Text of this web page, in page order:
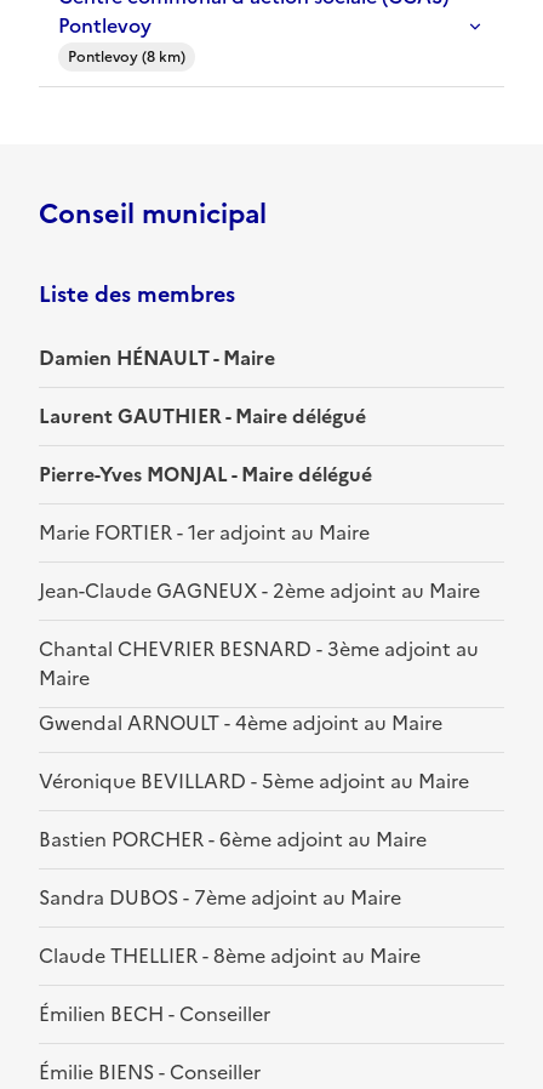
Pontlevoy
Pontlevoy (8 km)
Conseil municipal
Liste des membres
Damien HÉNAULT - Maire
Laurent GAUTHIER - Maire délégué
Pierre-Yves MONJAL - Maire délégué
Marie FORTIER - 1er adjoint au Maire
Jean-Claude GAGNEUX - 2ème adjoint au Maire
Chantal CHEVRIER BESNARD - 3ème adjoint au
Maire
Gwendal ARNOULT - 4ème adjoint au Maire
Véronique BEVILLARD - 5ème adjoint au Maire
Bastien PORCHER - 6ème adjoint au Maire
Sandra DUBOS - 7ème adjoint au Maire
Claude THELLIER - 8ème adjoint au Maire
Émilien BECH - Conseiller
Émilie BIENS - Conseiller